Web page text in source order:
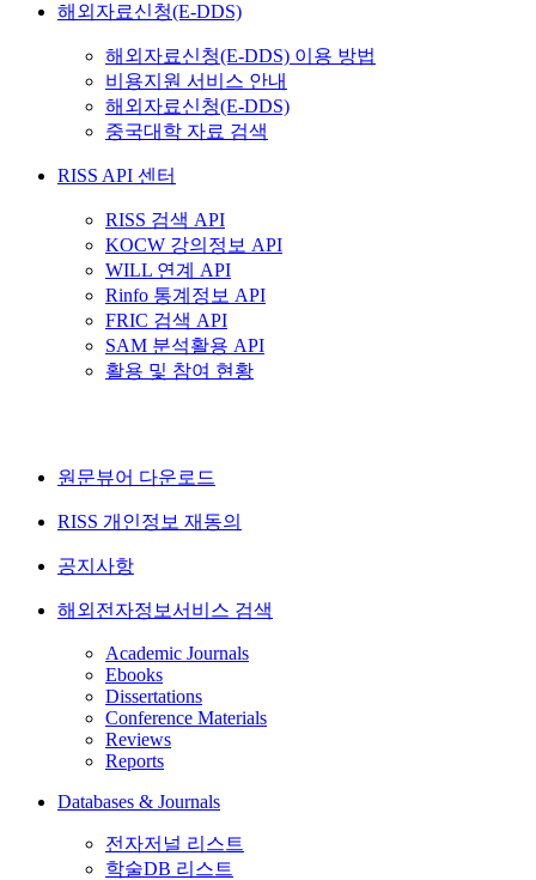
해외자료신청(E-DDS)
해외자료신청(E-DDS) 이용 방법
비용지원 서비스 안내
해외자료신청(E-DDS)
중국대학 자료 검색
RISS API 센터
RISS 검색 API
KOCW 강의정보 API
WILL 연계 API
Rinfo 통계정보 API
FRIC 검색 API
SAM 분석활용 API
활용 및 참여 현황
원문뷰어 다운로드
RISS 개인정보 재동의
공지사항
해외전자정보서비스 검색
Academic Journals
Ebooks
Dissertations
Conference Materials
Reviews
Reports
Databases & Journals
전자저널 리스트
학술DB 리스트